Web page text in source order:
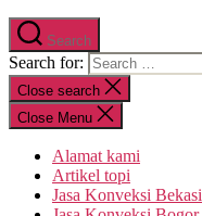
Search
Search for:
Close search
Close Menu
Alamat kami
Artikel topi
Jasa Konveksi Bekasi